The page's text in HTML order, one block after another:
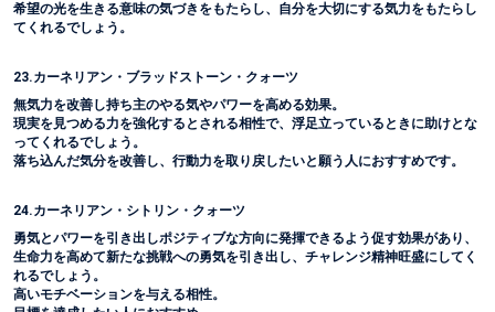
希望の光を生きる意味の気づきをもたらし、自分を大切にする気力をもたらし
てくれるでしょう。
23.カーネリアン・ブラッドストーン・クォーツ
無気力を改善し持ち主のやる気やパワーを高める効果。
現実を見つめる力を強化するとされる相性で、浮足立っているときに助けとな
ってくれるでしょう。
落ち込んだ気分を改善し、行動力を取り戻したいと願う人におすすめです。
24.カーネリアン・シトリン・クォーツ
勇気とパワーを引き出しポジティブな方向に発揮できるよう促す効果があり、
生命力を高めて新たな挑戦への勇気を引き出し、チャレンジ精神旺盛にしてく
れるでしょう。
高いモチベーションを与える相性。